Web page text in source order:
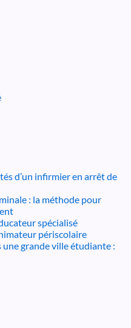
d’un infirmier en arrêt de
: la méthode pour
spécialisé
périscolaire
une grande ville étudiante :